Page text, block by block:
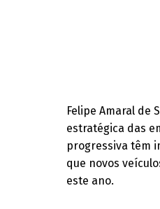
Felipe Amaral de
estratégica das
progressiva têm
que novos
este ano.